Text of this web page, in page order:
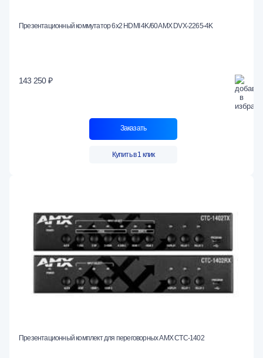
Презентационный коммутатор 6х2 HDMI 4K/60 AMX DVX-2265-4K
143 250 ₽
Заказать
Купить в 1 клик
Презентационный комплект для переговорных AMX CTC-1402